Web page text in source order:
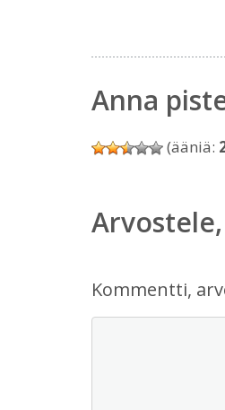
Anna
(ääniä:
Kommentti,